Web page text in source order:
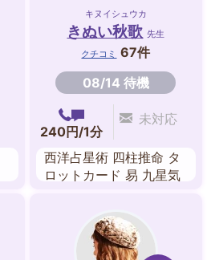
キヌイシュウカ
きぬい秋歌 先生
クチコミ
67件
08/14 待機
240円/1分
未対応
西洋占星術 四柱推命 タ
ロットカード 易 九星気